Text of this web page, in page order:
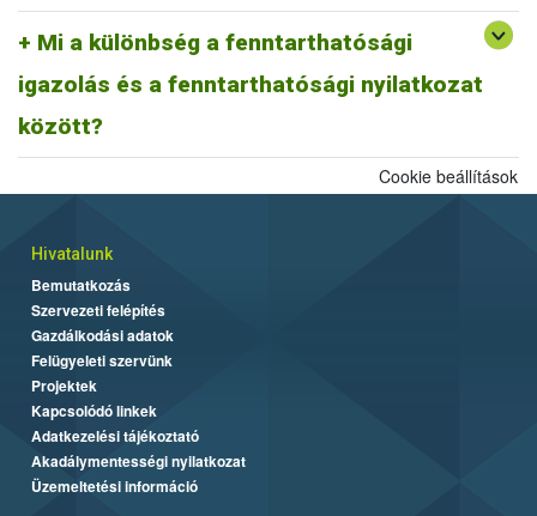
Mi a különbség a fenntarthatósági
igazolás és a fenntarthatósági nyilatkozat
között?
A fentiek alapján fenntarthatósági nyilatkozatnak minősül a
biomassza igazolás is, ahogyan egy ISCC farm nyilatkozat is,
más tagállami fenntarthatósági rendszer szerinti fenntarthatósági
dokumentum is.
Cookie beállítások
Hivatalunk
Bemutatkozás
Szervezeti felépítés
Gazdálkodási adatok
Felügyeleti szervünk
Projektek
Kapcsolódó linkek
Adatkezelési tájékoztató
Akadálymentességi nyilatkozat
Üzemeltetési információ